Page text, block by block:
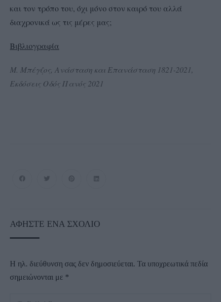
και τον τρόπο του, όχι μόνο στον καιρό του αλλά
διαχρονικά ως τις μέρες μας;
Βιβλιογραφία
Μ. Μπέγζος, Ανάσταση και Επανάσταση 1821-2021,
Εκδόσεις Οδός Πανός 2021
ΑΦΉΣΤΕ ΈΝΑ ΣΧΌΛΙΟ
Η ηλ. διεύθυνση σας δεν δημοσιεύεται. Τα υποχρεωτικά πεδία
σημειώνονται με *